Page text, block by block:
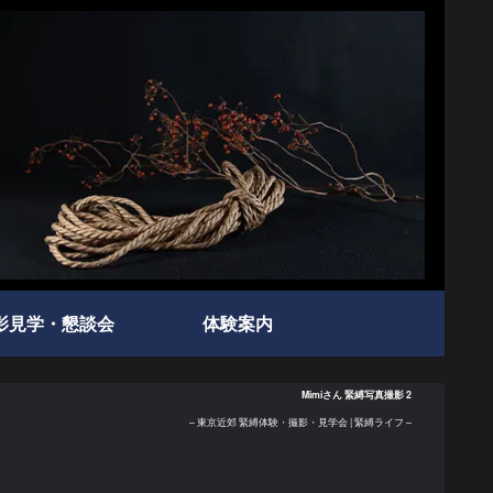
見学・懇談会 体験案内
Mimiさん 緊縛写真撮影 2
– 東京近郊 緊縛体験・撮影・見学会 | 緊縛ライフ –